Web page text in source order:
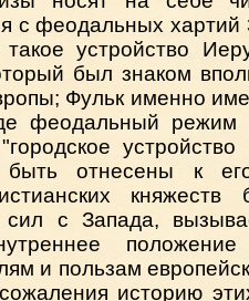
с феодальных
устройство
был знаком
Фульк именно
феодальный
отнесены к
княжеств
сил с Запада,
и пользам
историю